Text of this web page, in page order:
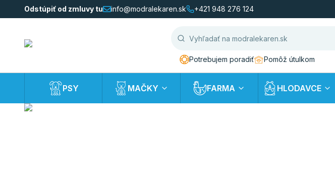
Odstúpiť od zmluvy tu info@modralekaren.sk +421 948 276 124
Potrebujem poradiť Pomôž útulkom
PSY MAČKY FARMA HLODAVCE